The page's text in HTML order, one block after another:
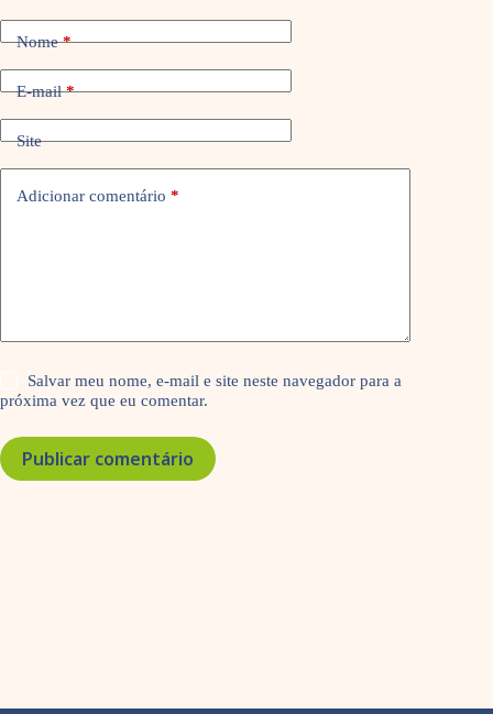
Nome*
E-mail*
Site
Adicionar comentário *
Salvar meu nome, e-mail e site neste navegador para a
próxima vez que eu comentar.
Publicar comentário